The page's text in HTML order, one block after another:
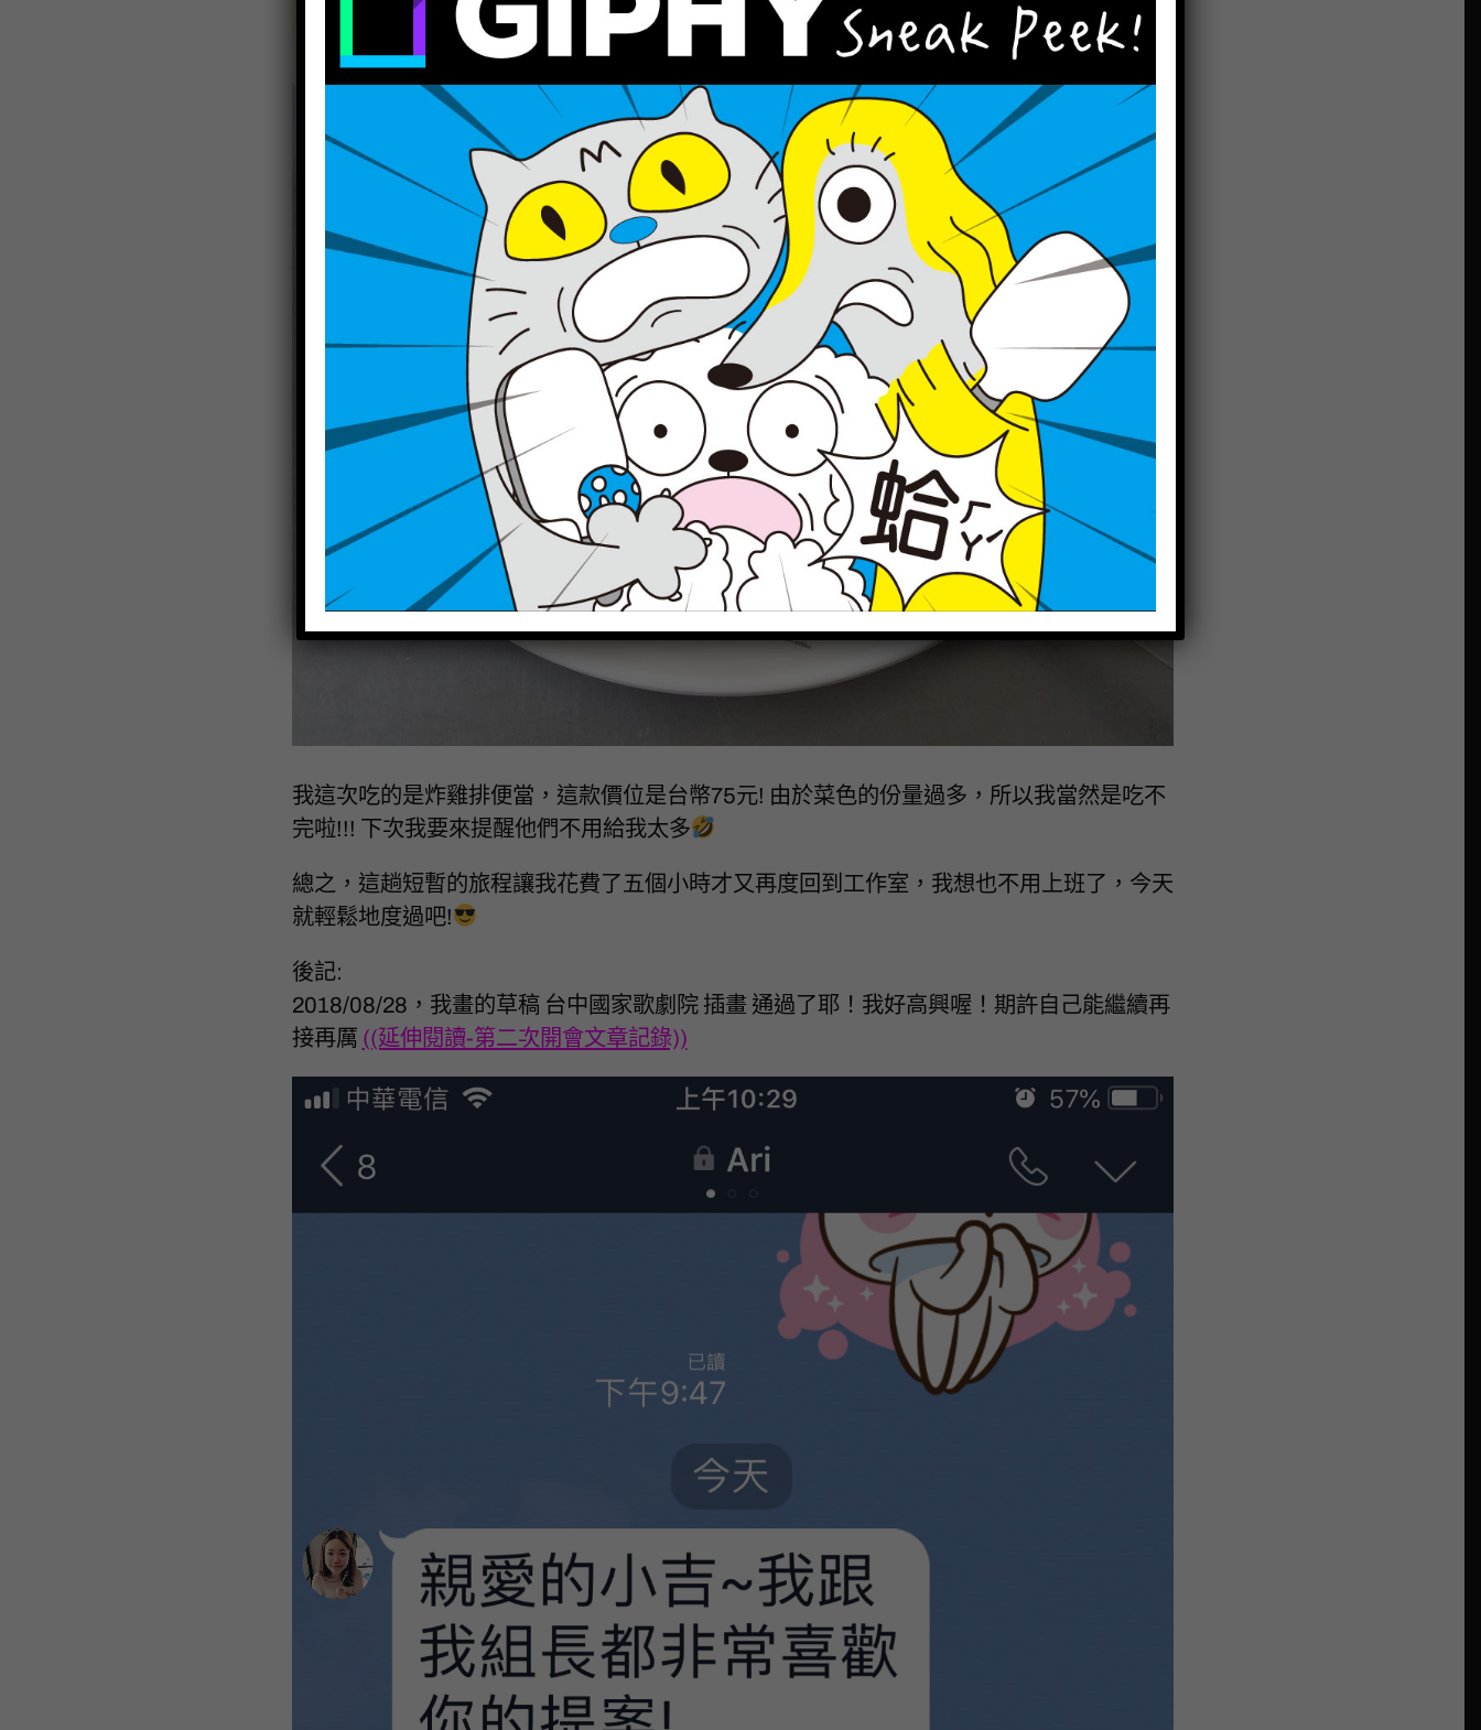
我這次吃的是炸雞排便當，這款價位是台幣75元! 由於菜色的份量過多，所以我當然是吃不
完啦!!! 下次我要來提醒他們不用給我太多
總之，這趟短暫的旅程讓我花費了五個小時才又再度回到工作室，我想也不用上班了，今天
就輕鬆地度過吧!
後記:
2018/08/28，我畫的草稿 台中國家歌劇院 插畫 通過了耶！我好高興喔！期許自己能繼續再
接再厲 ((延伸閱讀-第二次開會文章記錄))